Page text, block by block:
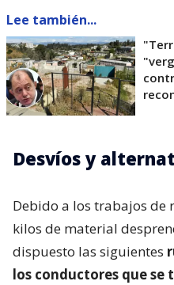
Lee también...
Desvíos y
Debido a los trabajos de
kilos de material
dispuesto las siguientes
los conductores que se